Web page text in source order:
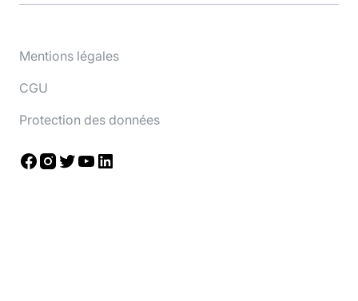
Mentions légales
CGU
Protection des données
Facebook
Instagram
TwitterYouTube